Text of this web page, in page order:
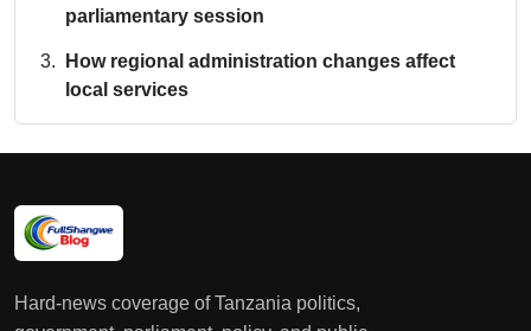
parliamentary session
How regional administration changes affect
local services
Hard-news coverage of Tanzania politics,